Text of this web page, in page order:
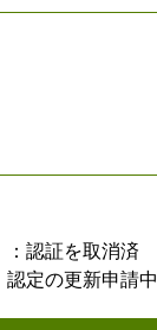
認証を取消済
定の更新申請中